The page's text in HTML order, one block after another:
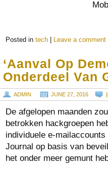
Posted in tech Leave a comment
‘Aanval Op
Onderdeel Van
ADMIN JUNE 27, 2016 [
De afgelopen maanden
betrokken hackgroepen
individuele e-
Journal op basis van
het onder meer gemunt